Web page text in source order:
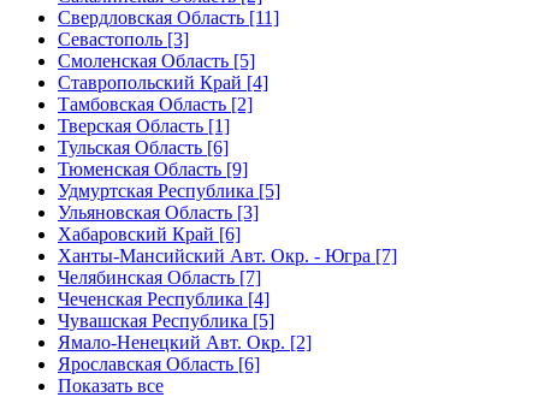
Свердловская Область [11]
Севастополь [3]
Смоленская Область [5]
Ставропольский Край [4]
Тамбовская Область [2]
Тверская Область [1]
Тульская Область [6]
Тюменская Область [9]
Удмуртская Республика [5]
Ульяновская Область [3]
Хабаровский Край [6]
Ханты-Мансийский Авт. Окр. - Югра [7]
Челябинская Область [7]
Чеченская Республика [4]
Чувашская Республика [5]
Ямало-Ненецкий Авт. Окр. [2]
Ярославская Область [6]
Показать все